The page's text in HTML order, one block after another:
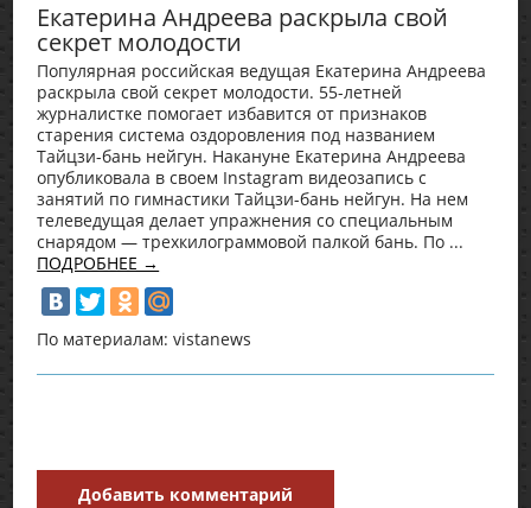
Екатерина Андреева раскрыла свой
секрет молодости
Популярная российская ведущая Екатерина Андреева
раскрыла свой секрет молодости. 55-летней
журналистке помогает избавится от признаков
старения система оздоровления под названием
Тайцзи-бань нейгун. Накануне Екатерина Андреева
опубликовала в своем Instagram видеозапись с
занятий по гимнастики Тайцзи-бань нейгун. На нем
телеведущая делает упражнения со специальным
снарядом — трехкилограммовой палкой бань. По ...
ПОДРОБНЕЕ →
По материалам: vistanews
Добавить комментарий